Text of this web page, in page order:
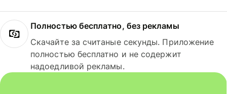
Полностью бесплатно, без рекламы
Скачайте за считаные секунды. Приложение
полностью бесплатно и не содержит
надоедливой рекламы.